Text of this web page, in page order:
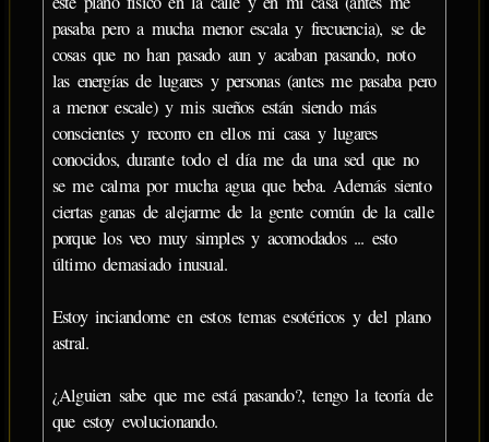
pasaba pero a mucha menor escala y frecuencia), se de
cosas que no han pasado aun y acaban pasando, noto
las energías de lugares y personas (antes me pasaba pero
a menor escale) y mis sueños están siendo más
conscientes y recorro en ellos mi casa y lugares
conocidos, durante todo el día me da una sed que no
se me calma por mucha agua que beba. Además siento
ciertas ganas de alejarme de la gente común de la calle
porque los veo muy simples y acomodados ... esto
último demasiado inusual.
Estoy inciandome en estos temas esotéricos y del plano
astral.
¿Alguien sabe que me está pasando?, tengo la teoría de
que estoy evolucionando.